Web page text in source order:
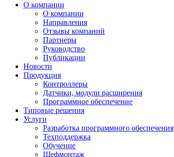
О компании
О компании
Направления
Отзывы компаний
Партнеры
Руководство
Публикации
Новости
Продукция
Контроллеры
Датчики, модули расширения
Программное обеспечение
Типовые решения
Услуги
Разработка программного обеспечения
Техподдержка
Обучение
Шефмонтаж